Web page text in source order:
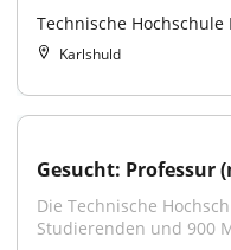
Technische
Karlshuld
Gesucht: Professur
Die Technische
Studierenden und 900